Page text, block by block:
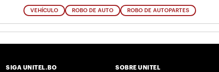
VEHÍCULO ROBO DE AUTO ROBO DE AUTOPARTES
SIGA UNITEL.BO SOBRE UNITEL